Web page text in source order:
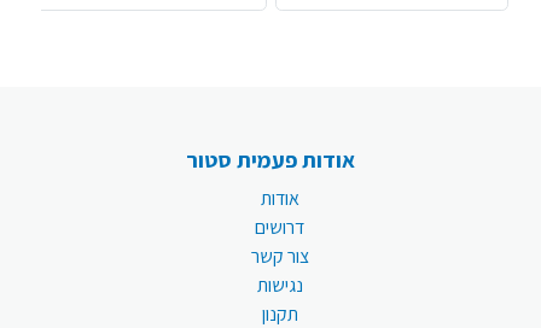
אודות פעמית סטור
אודות
דרושים
צור קשר
נגישות
תקנון